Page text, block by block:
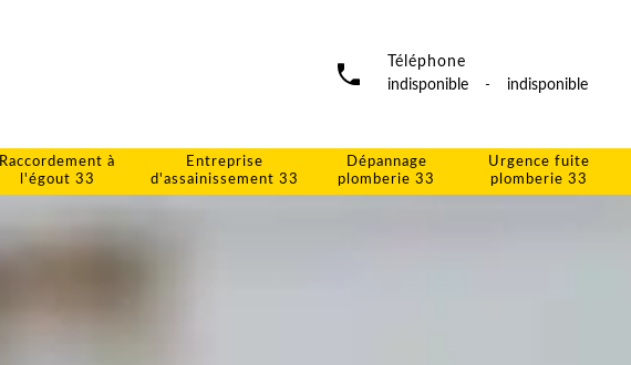
Téléphone
indisponible
- indisponible
Raccordement à
l'égout 33
Entreprise
d'assainissement 33
Dépannage
plomberie 33
Urgence fuite
plomberie 33